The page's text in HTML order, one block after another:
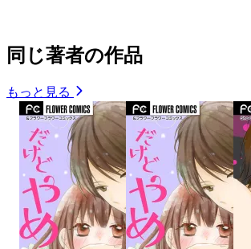
同じ著者の作品
もっと見る